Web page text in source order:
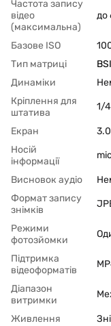
Частота запису
відео
(максимальна)
до
Базове ISO
Тип матриці
Динаміки
Кріплення для
штатива
1/
Екран
Носій
інформації
Висновок аудіо
Формат запису
знімків
Режими
фотозйомки
Підтримка
відеоформатів
Діапазон
витримки
Живлення